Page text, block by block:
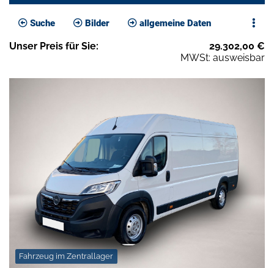
Suche Bilder allgemeine Daten
Unser Preis für Sie: 29.302,00 €
MWSt: ausweisbar
Fahrzeug im Zentrallager